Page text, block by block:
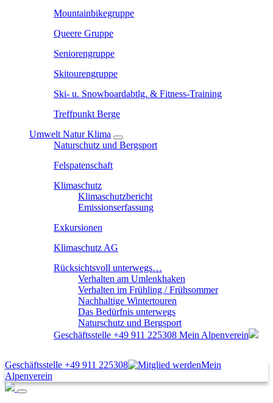
Mountainbikegruppe
Queere Gruppe
Seniorengruppe
Skitourengruppe
Ski- u. Snowboardabtlg. & Fitness-Training
Treffpunkt Berge
Umwelt Natur Klima
Naturschutz und Bergsport
Felspatenschaft
Klimaschutz
Klimaschutzbericht
Emissionserfassung
Exkursionen
Klimaschutz AG
Rücksichtsvoll unterwegs…
Verhalten am Umlenkhaken
Verhalten im Frühling / Frühsommer
Nachhaltige Wintertouren
Das Bedürfnis unterwegs
Naturschutz und Bergsport
Geschäftsstelle +49 911 225308 Mein Alpenverein
Geschäftsstelle +49 911 225308
Mein
Alpenverein